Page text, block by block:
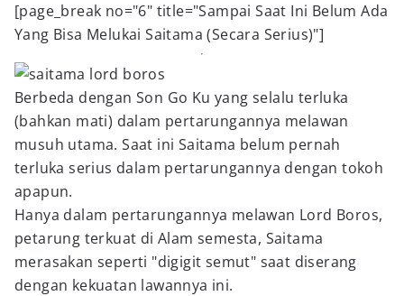
[page_break no="6" title="Sampai Saat Ini Belum Ada
Yang Bisa Melukai Saitama (Secara Serius)"]
Berbeda dengan Son Go Ku yang selalu terluka
(bahkan mati) dalam pertarungannya melawan
musuh utama. Saat ini Saitama belum pernah
terluka serius dalam pertarungannya dengan tokoh
apapun.
Hanya dalam pertarungannya melawan Lord Boros,
petarung terkuat di Alam semesta, Saitama
merasakan seperti "digigit semut" saat diserang
dengan kekuatan lawannya ini.